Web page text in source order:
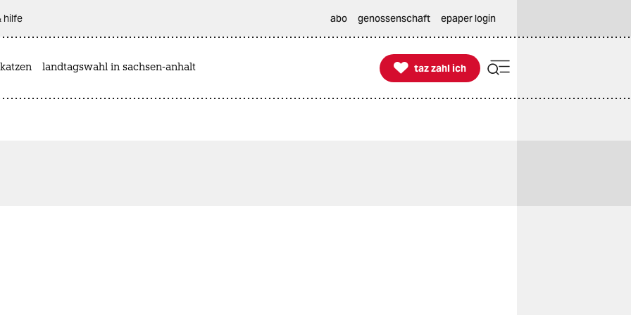
hilfe abo genossenschaft epaper login
katzen landtagswahl in sachsen-anhalt 
taz zahl ich
taz zahl ich